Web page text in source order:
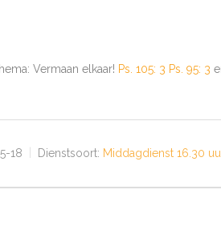
Vermaan elkaar! Ps. 105: 3 Ps. 95: 3
18 Dienstsoort: Middagdienst 16.30